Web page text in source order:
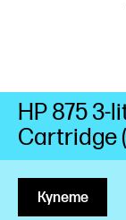
Купете
HP 875 3-
Cartridge